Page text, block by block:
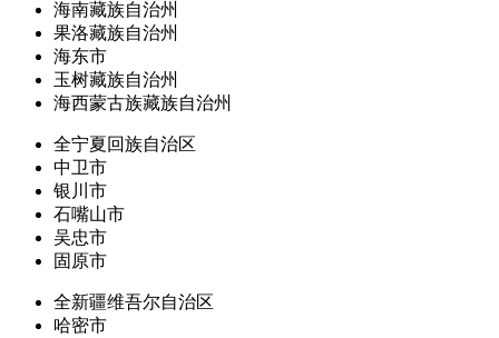
海南藏族自治州
果洛藏族自治州
海东市
玉树藏族自治州
海西蒙古族藏族自治州
全宁夏回族自治区
中卫市
银川市
石嘴山市
吴忠市
固原市
全新疆维吾尔自治区
哈密市